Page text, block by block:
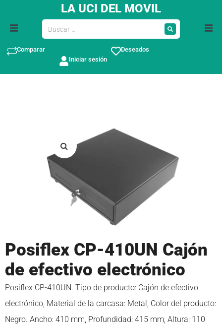
LA UCI DEL MOVIL
Comparar
Deseados
Iniciar sesión
Posiflex CP-410UN Cajón
de efectivo electrónico
Posiflex CP-410UN. Tipo de producto: Cajón de efectivo
electrónico, Material de la carcasa: Metal, Color del producto:
Negro. Ancho: 410 mm, Profundidad: 415 mm, Altura: 110